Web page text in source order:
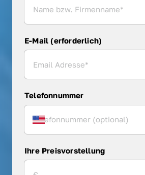
E-Mail (erforderlich)
Telefonnummer
Ihre Preisvorstellung